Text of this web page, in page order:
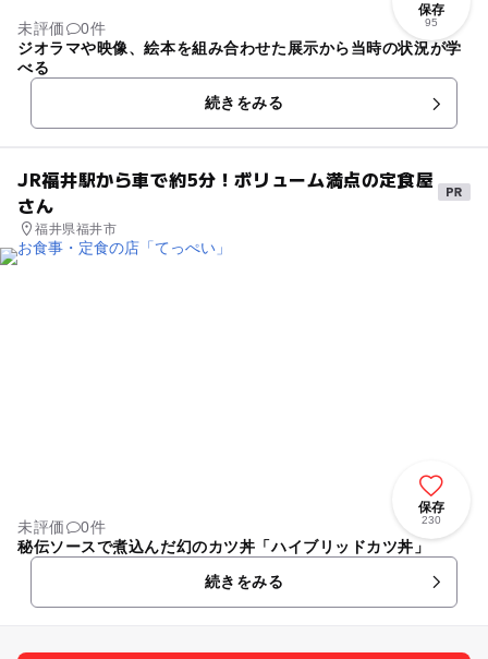
保存
95
未評価
0件
ジオラマや映像、絵本を組み合わせた展示から当時の状況が学
べる
続きをみる
JR福井駅から車で約5分！ボリューム満点の定食屋
さん
福井県福井市
保存
230
未評価
0件
秘伝ソースで煮込んだ幻のカツ丼「ハイブリッドカツ丼」
続きをみる